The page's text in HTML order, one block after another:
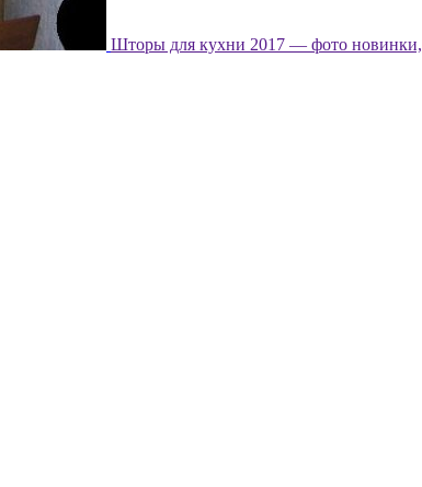
Шторы для кухни 2017 — фото новинки,